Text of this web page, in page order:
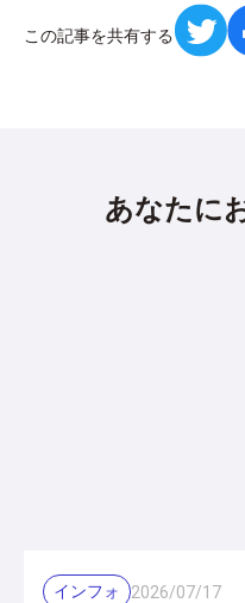
この記事を共有する
あなたに
インフォ 2026/07/17